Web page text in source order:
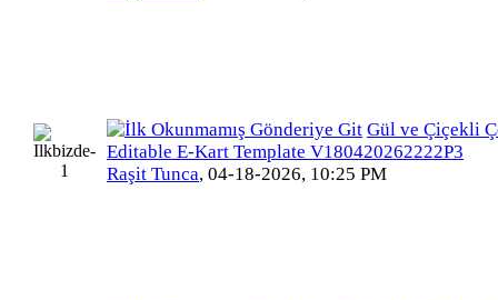
Gül ve Çiçekli
Editable E-Kart Template V180420262222P3
Raşit Tunca, 04-18-2026, 10:25 PM